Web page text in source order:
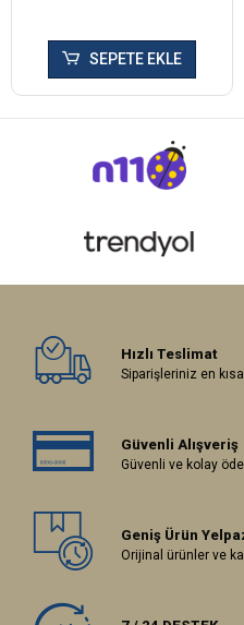
SEPETE EKLE
Hızlı Teslimat
Siparişleriniz en
Güvenli Alışveriş
Güvenli ve kolay
Geniş Ürün
Orijinal ürünler ve